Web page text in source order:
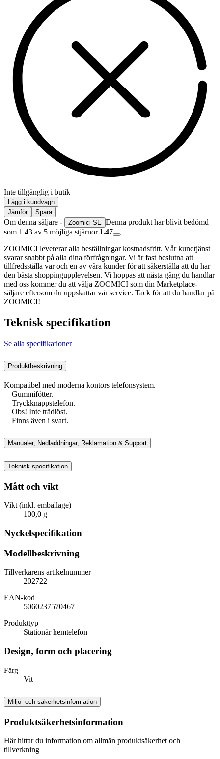
Inte tillgänglig i butik
Lägg i kundvagn
Jämför
Spara
Om denna säljare - Zoomici SE Denna produkt har blivit bedömd
som 1.43 av 5 möjliga stjärnor.1.47
ZOOMICI levererar alla beställningar kostnadsfritt. Vår kundtjänst
svarar snabbt på alla dina förfrågningar. Vi är fast beslutna att
tillfredsställa var och en av våra kunder för att säkerställa att du har
den bästa shoppingupplevelsen. Vi hoppas att nästa gång du handlar
med oss kommer du att välja ZOOMICI som din Marketplace-
säljare eftersom du uppskattar vår service. Tack för att du handlar på
ZOOMICI!
Teknisk specifikation
Se alla specifikationer
Produktbeskrivning
Kompatibel med moderna kontors telefonsystem.
Gummifötter.
Tryckknappstelefon.
Obs! Inte trådlöst.
Finns även i svart.
Manualer, Nedladdningar, Reklamation & Support
Teknisk specifikation
Mått och vikt
Vikt (inkl. emballage)
100,0 g
Nyckelspecifikation
Modellbeskrivning
Tillverkarens artikelnummer
202722
EAN-kod
5060237570467
Produkttyp
Stationär hemtelefon
Design, form och placering
Färg
Vit
Miljö- och säkerhetsinformation
Produktsäkerhetsinformation
Här hittar du information om allmän produktsäkerhet och
tillverkning